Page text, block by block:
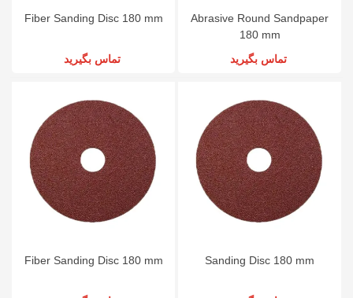
Fiber Sanding Disc 180 mm
تماس بگیرید
Abrasive Round Sandpaper
180 mm
تماس بگیرید
Fiber Sanding Disc 180 mm Sanding Disc 180 mm